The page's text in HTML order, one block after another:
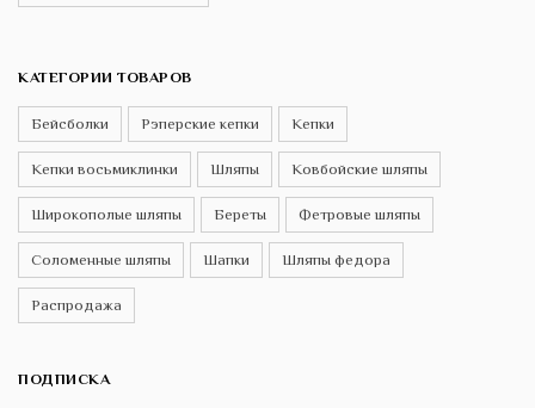
КАТЕГОРИИ ТОВАРОВ
Бейсболки Рэперские кепки Кепки
Кепки восьмиклинки Шляпы Ковбойские шляпы
Широкополые шляпы Береты Фетровые шляпы
Соломенные шляпы Шапки Шляпы федора
Распродажа
ПОДПИСКА